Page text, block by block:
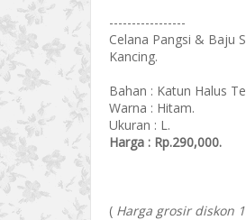
-----------------
Celana Pangsi & Baju
Kancing.
Bahan : Katun Halus
Warna : Hitam.
Ukuran : L.
Harga : Rp.290,000.
( Harga grosir diskon